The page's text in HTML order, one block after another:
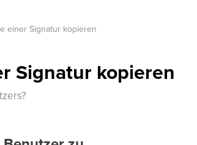
einer Signatur kopieren
Signatur kopieren